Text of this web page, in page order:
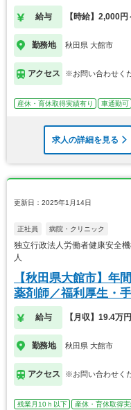
給与 【時給】2,000円
勤務地 秋田県 大館市
アクセス ※お問い合わせく
産休・育休取得実績有り 車通勤可
求人の詳細を見る
更新日：2025年1月14日
正社員 病院・クリニック
独立行政法人労働者健康安全
人
【秋田県大館市】年
薬剤師／福利厚生・
給与 【月収】19.4万
勤務地 秋田県 大館市
アクセス ※お問い合わせく
残業月10ｈ以下 産休・育休取得実